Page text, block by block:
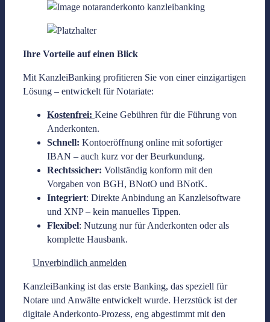
Ihre Vorteile auf einen Blick
Mit KanzleiBanking profitieren Sie von einer einzigartigen
Lösung – entwickelt für Notariate:
Kostenfrei: Keine Gebühren für die Führung von
Anderkonten.
Schnell: Kontoeröffnung online mit sofortiger
IBAN – auch kurz vor der Beurkundung.
Rechtssicher: Vollständig konform mit den
Vorgaben von BGH, BNotO und BNotK.
Integriert: Direkte Anbindung an Kanzleisoftware
und XNP – kein manuelles Tippen.
Flexibel: Nutzung nur für Anderkonten oder als
komplette Hausbank.
Unverbindlich anmelden
KanzleiBanking ist das erste Banking, das speziell für
Notare und Anwälte entwickelt wurde. Herzstück ist der
digitale Anderkonto-Prozess, eng abgestimmt mit den